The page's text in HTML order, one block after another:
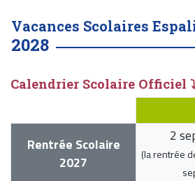
Vacances Scolaires
2028
Calendrier Scolaire Officiel
Rentrée Scolaire
2027
2
(la rentrée